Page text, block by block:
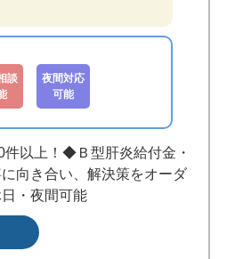
談
夜間対応
可能
件以上！◆Ｂ型肝炎給付金・
向き合い、解決策をオーダ
・夜間可能